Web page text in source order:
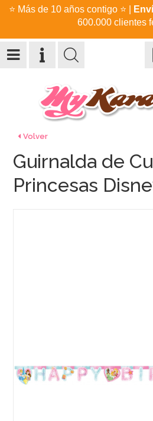
⭐ Más de 10 años contigo ⭐
600.000 clientes
Volver
Guirnalda de
Princesas